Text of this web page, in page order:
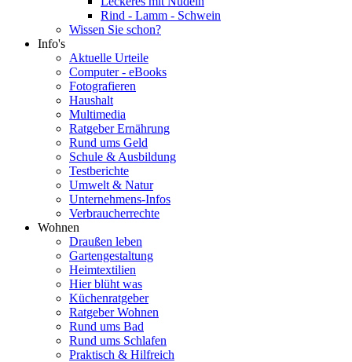
Rind - Lamm - Schwein
Wissen Sie schon?
Info's
Aktuelle Urteile
Computer - eBooks
Fotografieren
Haushalt
Multimedia
Ratgeber Ernährung
Rund ums Geld
Schule & Ausbildung
Testberichte
Umwelt & Natur
Unternehmens-Infos
Verbraucherrechte
Wohnen
Draußen leben
Gartengestaltung
Heimtextilien
Hier blüht was
Küchenratgeber
Ratgeber Wohnen
Rund ums Bad
Rund ums Schlafen
Praktisch & Hilfreich